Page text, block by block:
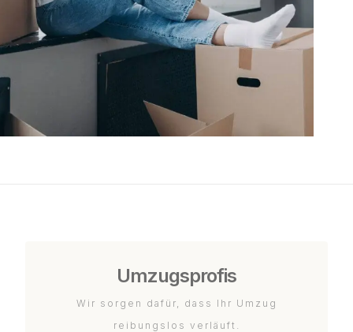
Umzugsprofis
Wir sorgen dafür, dass Ihr Umzug
reibungslos verläuft.